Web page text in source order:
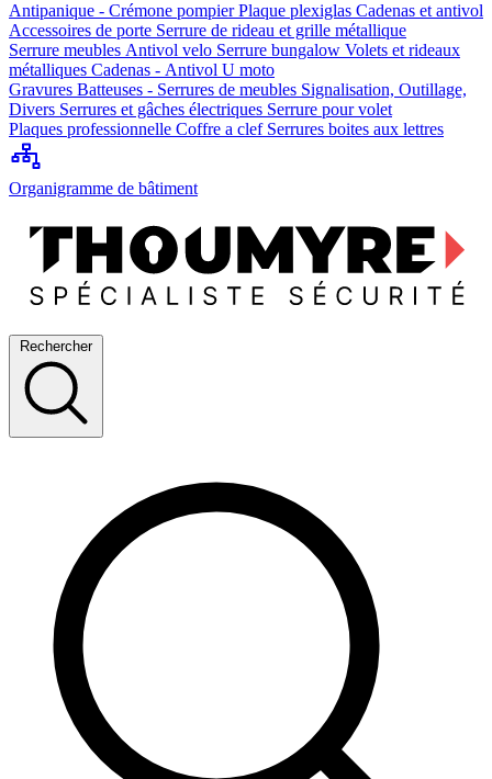
Antipanique - Crémone pompierPlaque plexiglas Cadenas et antivol
Accessoires de porte Serrure de rideau et grille métallique
Serrure meubles Antivol velo Serrure bungalow Volets et rideaux
métalliques Cadenas - Antivol U moto
Gravures Batteuses - Serrures de meubles Signalisation, Outillage,
Divers Serrures et gâches électriques Serrure pour volet
Plaques professionnelle Coffre a clef Serrures boites aux lettres
Organigramme de bâtiment
Rechercher